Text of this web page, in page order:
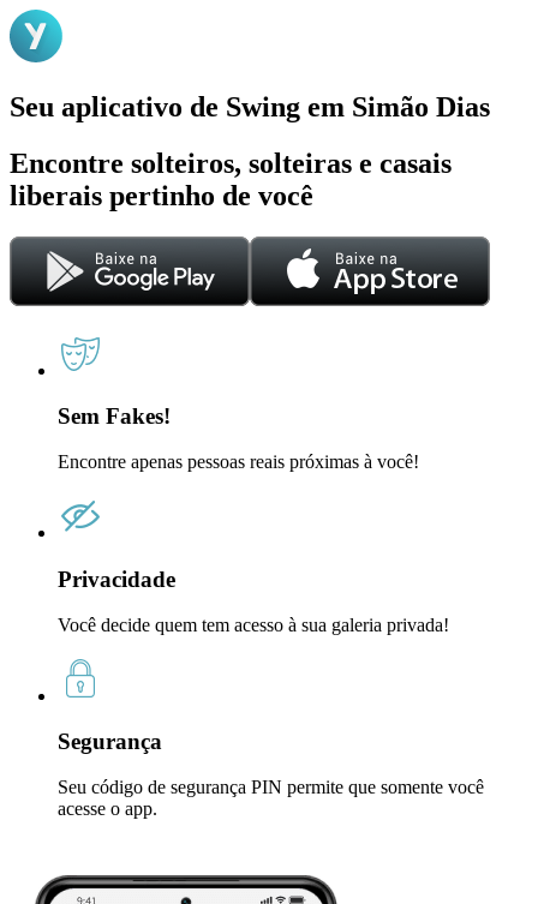
Seu aplicativo de Swing em Simão Dias
Encontre solteiros, solteiras e casais
liberais pertinho de você
Sem Fakes!
Encontre apenas pessoas reais próximas à você!
Privacidade
Você decide quem tem acesso à sua galeria privada!
Segurança
Seu código de segurança PIN permite que somente você
acesse o app.